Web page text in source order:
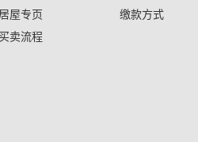
居屋专页
买卖流程
缴款方式